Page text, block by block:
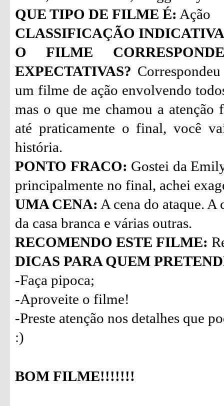
QUE TIPO DE FILME É: Ação
CLASSIFICAÇÃO
O FILME
EXPECTATIVAS?
um filme de ação envolvendo
mas o que me chamou a
até praticamente o final, você
história.
PONTO FRACO: Gostei da
principalmente no final, achei
UMA CENA: A cena do ataque.
da casa branca e várias outras.
RECOMENDO ESTE FILME:
DICAS PARA QUEM
-Faça pipoca;
-Aproveite o filme!
-Preste atenção nos detalhes que
:)
BOM FILME!!!!!!!